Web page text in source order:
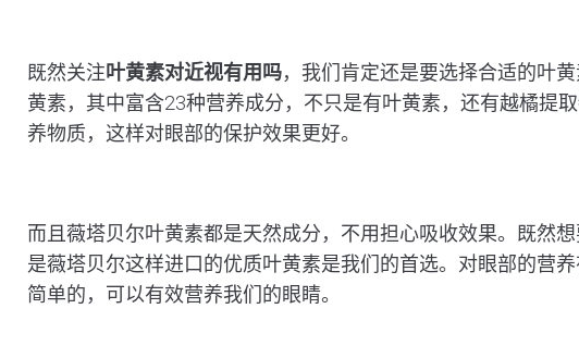
既然关注叶黄素对近视有用吗，我们肯定还是要选择合适的叶
黄素，其中富含23种营养成分，不只是有叶黄素，还有越橘提
养物质，这样对眼部的保护效果更好。
而且薇塔贝尔叶黄素都是天然成分，不用担心吸收效果。既然
是薇塔贝尔这样进口的优质叶黄素是我们的首选。对眼部的营
简单的，可以有效营养我们的眼睛。